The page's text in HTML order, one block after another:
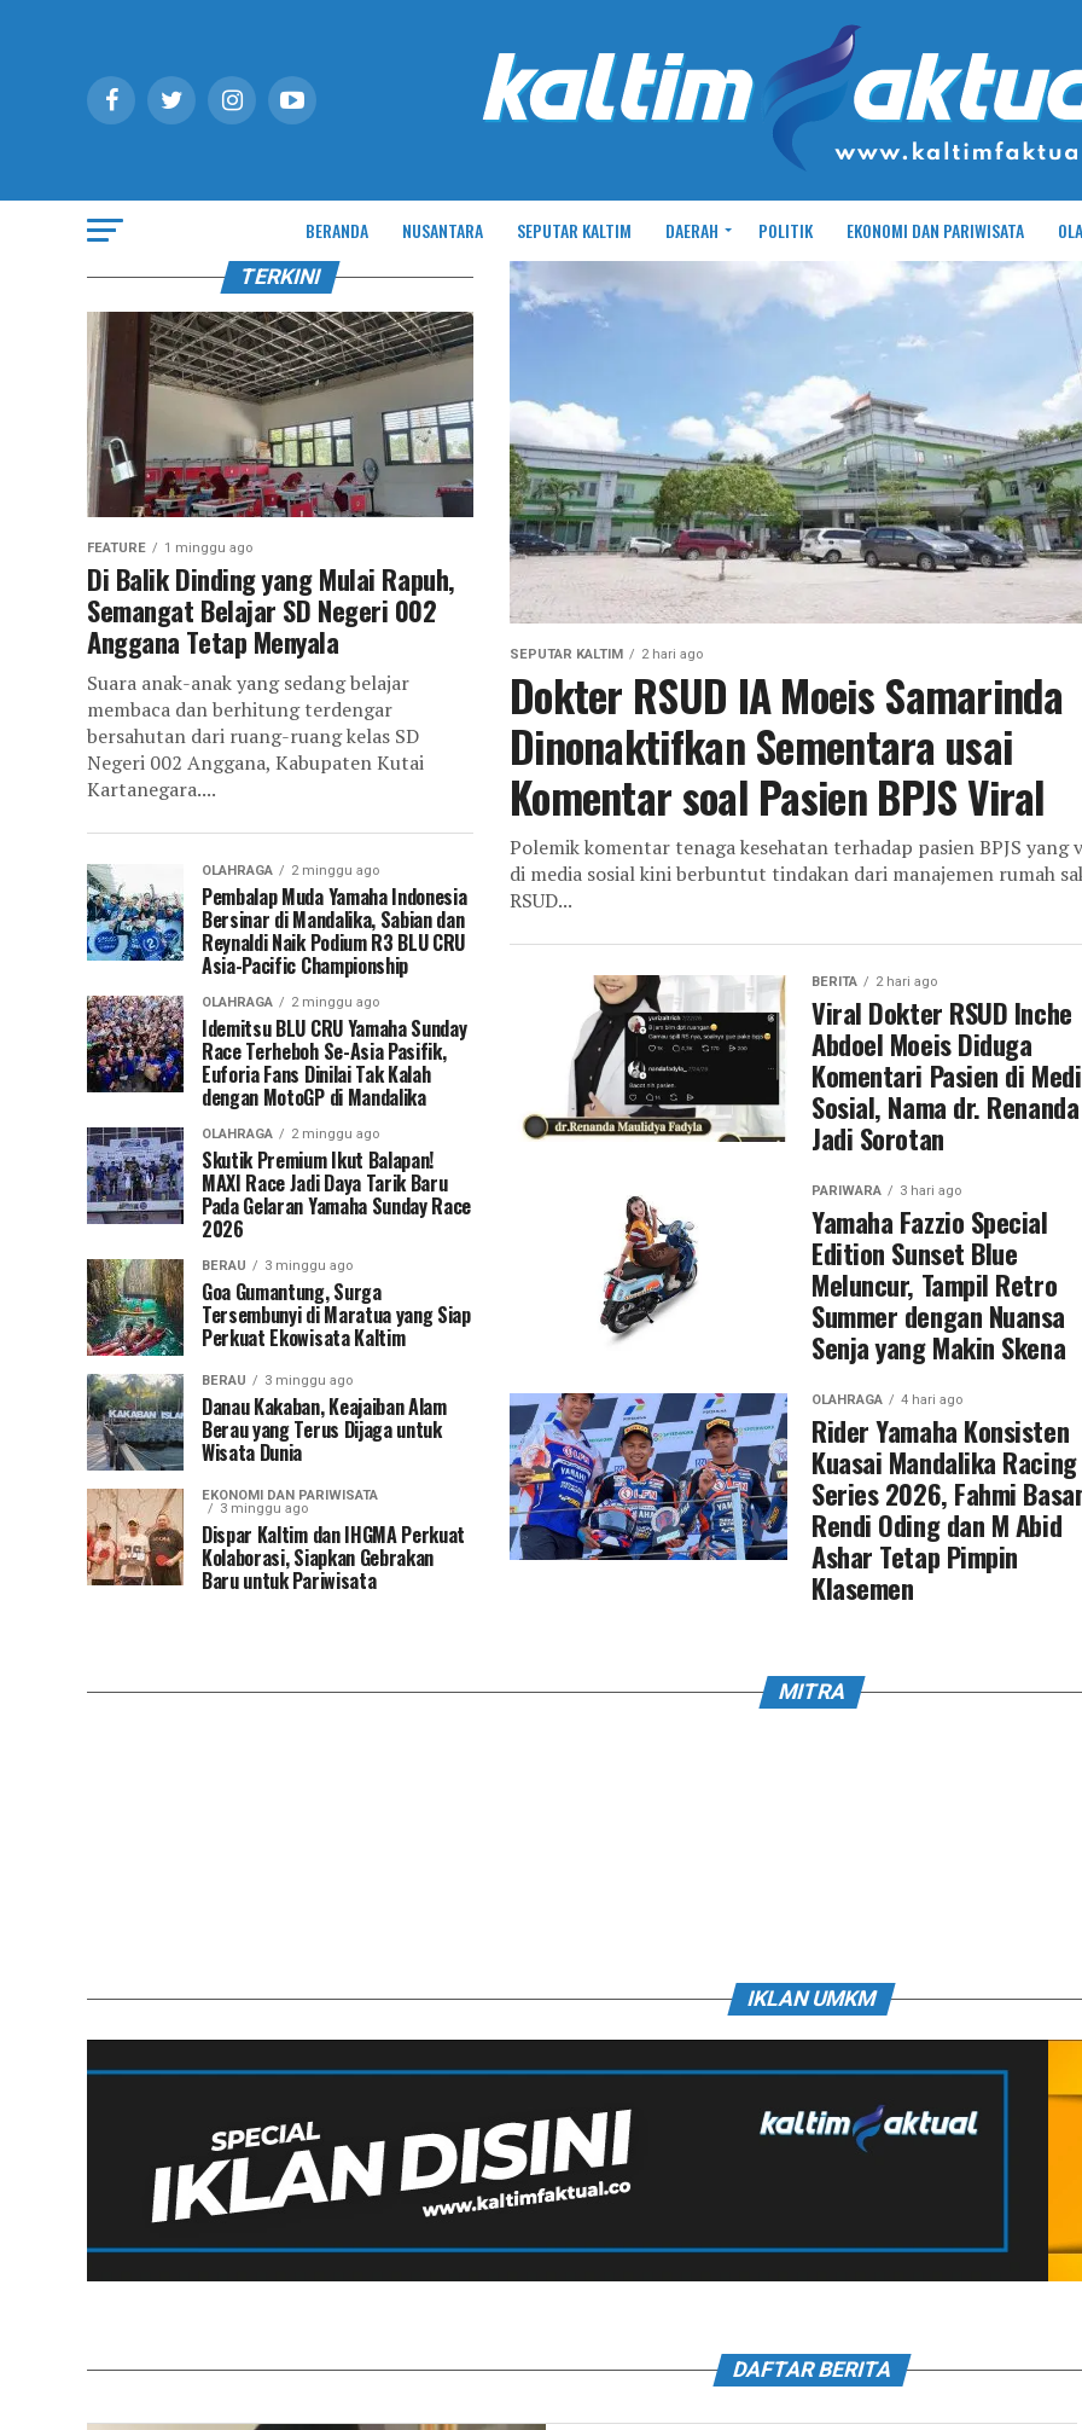
BERANDA NUSANTARA SEPUTAR KALTIM DAERAH POLITIK EKONOMI DAN PARIWISATA
SEPUTAR KALTIM 2 hari ago
Dokter RSUD IA Moeis Samarinda
Dinonaktifkan Sementara usai
Komentar soal Pasien BPJS Viral
Polemik komentar tenaga kesehatan terhadap pasien BPJS yang
di media sosial kini berbuntut tindakan dari manajemen rumah
RSUD...
BERITA 2 hari ago
Viral Dokter RSUD Inche
Abdoel Moeis Diduga
Komentari Pasien di
Sosial, Nama dr. Renanda
Jadi Sorotan
PARIWARA 3 hari ago
Yamaha Fazzio Special
Edition Sunset Blue
Meluncur, Tampil Retro
Summer dengan Nuansa
Senja yang Makin Skena
OLAHRAGA 4 hari ago
Rider Yamaha Konsisten
Kuasai Mandalika Racing
Series 2026, Fahmi
Rendi Oding dan M Abid
Ashar Tetap Pimpin
Klasemen
TERKINI
FEATURE 1 minggu ago
Di Balik Dinding yang Mulai Rapuh,
Semangat Belajar SD Negeri 002
Anggana Tetap Menyala
Suara anak-anak yang sedang belajar
membaca dan berhitung terdengar
bersahutan dari ruang-ruang kelas SD
Negeri 002 Anggana, Kabupaten Kutai
Kartanegara....
OLAHRAGA 2 minggu ago
Pembalap Muda Yamaha Indonesia
Bersinar di Mandalika, Sabian dan
Reynaldi Naik Podium R3 BLU CRU
Asia-Pacific Championship
OLAHRAGA 2 minggu ago
Idemitsu BLU CRU Yamaha Sunday
Race Terheboh Se-Asia Pasifik,
Euforia Fans Dinilai Tak Kalah
dengan MotoGP di Mandalika
OLAHRAGA 2 minggu ago
Skutik Premium Ikut Balapan!
MAXI Race Jadi Daya Tarik Baru
Pada Gelaran Yamaha Sunday Race
2026
BERAU 3 minggu ago
Goa Gumantung, Surga
Tersembunyi di Maratua yang Siap
Perkuat Ekowisata Kaltim
BERAU 3 minggu ago
Danau Kakaban, Keajaiban Alam
Berau yang Terus Dijaga untuk
Wisata Dunia
EKONOMI DAN PARIWISATA
3 minggu ago
Dispar Kaltim dan IHGMA Perkuat
Kolaborasi, Siapkan Gebrakan
Baru untuk Pariwisata
MITRA
IKLAN UMKM
DAFTAR BERITA